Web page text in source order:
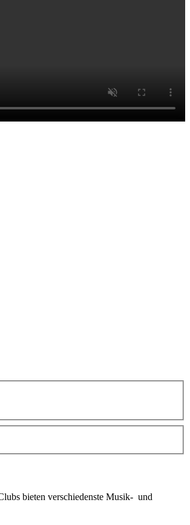
bieten verschiedenste Musik- und